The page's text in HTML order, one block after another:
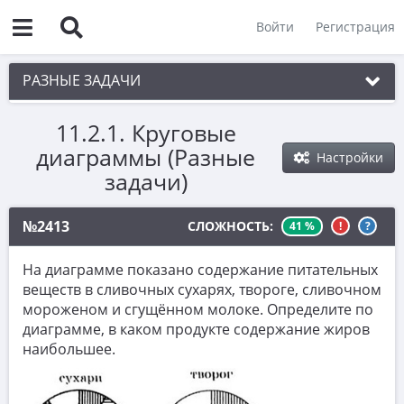
Войти Регистрация
РАЗНЫЕ ЗАДАЧИ
1. Чётность
2. Делимость
4. Комбинаторика
6. Вычисления
7. Уравнения
8. Планиметрия
9. Стереометрия
Настройки
11.2.1. Круговые
диаграммы (Разные
задачи)
№2413 СЛОЖНОСТЬ: 41 % ! ?
На диаграмме показано содержание питательных
веществ в сливочных сухарях, твороге, сливочном
мороженом и сгущённом молоке. Определите по
диаграмме, в каком продукте содержание жиров
наибольшее.